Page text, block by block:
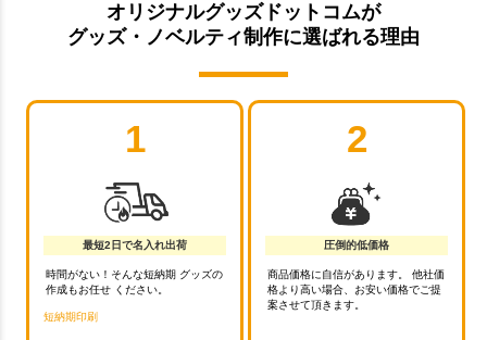
オリジナルグッズドットコムが
グッズ・ノベルティ制作に選ばれる理由
1
最短2日で名入れ出荷
時間がない！そんな短納期 グッズの
作成もお任せ ください。
短納期印刷
2
圧倒的低価格
商品価格に自信があります。 他社価
格より高い場合、お安い価格でご提
案させて頂きます。